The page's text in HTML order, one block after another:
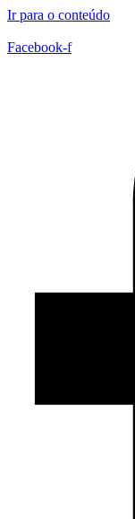
Ir para o conteúdo
Facebook-f